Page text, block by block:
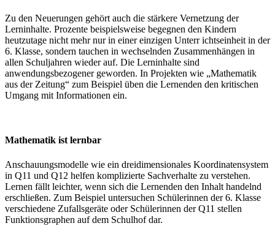
Zu den Neuerungen gehört auch die stärkere Vernetzung der
Lerninhalte. Prozente beispielsweise begegnen den Kindern
heutzutage nicht mehr nur in einer einzigen Unterr ichtseinheit in der
6. Klasse, sondern tauchen in wechselnden Zusammenhängen in
allen Schuljahren wieder auf. Die Lerninhalte sind
anwendungsbezogener geworden. In Projekten wie „Mathematik
aus der Zeitung“ zum Beispiel üben die Lernenden den kritischen
Umgang mit Informationen ein.
Mathematik ist lernbar
Anschauungsmodelle wie ein dreidimensionales Koordinatensystem
in Q11 und Q12 helfen komplizierte Sachverhalte zu verstehen.
Lernen fällt leichter, wenn sich die Lernenden den Inhalt handelnd
erschließen. Zum Beispiel untersuchen Schülerinnen der 6. Klasse
verschiedene Zufallsgeräte oder Schülerinnen der Q11 stellen
Funktionsgraphen auf dem Schulhof dar.